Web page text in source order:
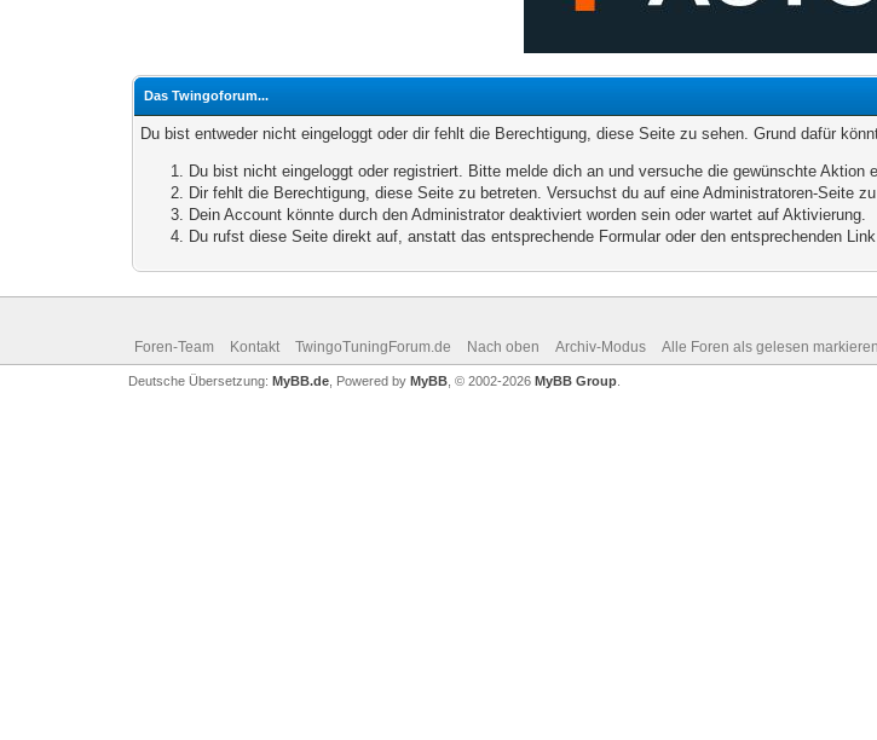
Das Twingoforum...
Du bist entweder nicht eingeloggt oder dir fehlt die Berechtigung, diese Seite zu sehen. Grund dafür
Du bist nicht eingeloggt oder registriert. Bitte melde dich an und versuche die gewünschte Aktion
Dir fehlt die Berechtigung, diese Seite zu betreten. Versuchst du auf eine Administratoren-Seite
Dein Account könnte durch den Administrator deaktiviert worden sein oder wartet auf Aktivierung.
Du rufst diese Seite direkt auf, anstatt das entsprechende Formular oder den entsprechenden
Foren-Team Kontakt TwingoTuningForum.de Nach oben Archiv-Modus Alle Foren als gelesen markieren
Deutsche Übersetzung: MyBB.de, Powered by MyBB, © 2002-2026 MyBB Group.